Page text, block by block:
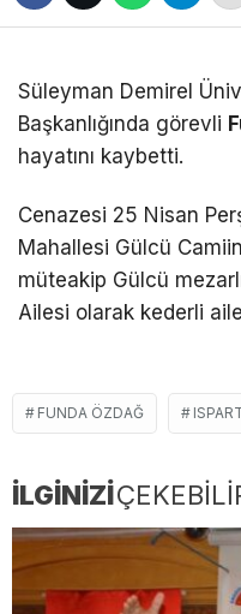
Süleyman Demirel
Başkanlığında görevli
hayatını kaybetti.
Cenazesi 25 Nisan
Mahallesi Gülcü
müteakip Gülcü
Ailesi olarak kederli
FUNDA ÖZDAĞ
İLGİNİZİ